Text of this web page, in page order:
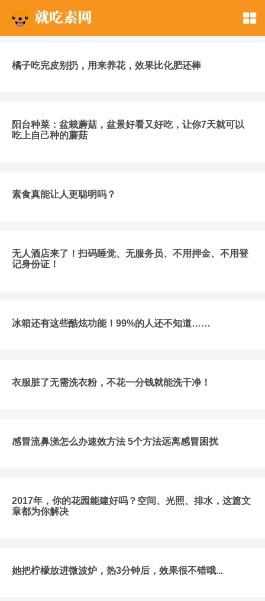
橘子吃完皮别扔，用来养花，效果比化肥还棒
阳台种菜：盆栽蘑菇，盆景好看又好吃，让你7天就可以
吃上自己种的蘑菇
素食真能让人更聪明吗？
无人酒店来了！扫码睡觉、无服务员、不用押金、不用登
记身份证！
冰箱还有这些酷炫功能！99%的人还不知道……
衣服脏了无需洗衣粉，不花一分钱就能洗干净！
感冒流鼻涕怎么办速效方法 5个方法远离感冒困扰
2017年，你的花园能建好吗？空间、光照、排水，这篇文
章都为你解决
她把柠檬放进微波炉，热3分钟后，效果很不错哦...